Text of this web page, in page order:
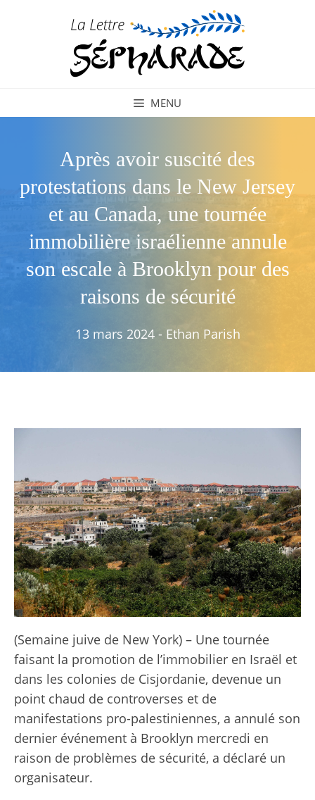
MENU
Après avoir suscité des
protestations dans le New Jersey
et au Canada, une tournée
immobilière israélienne annule
son escale à Brooklyn pour des
raisons de sécurité
13 mars 2024 - Ethan Parish
(Semaine juive de New York) – Une tournée
faisant la promotion de l’immobilier en Israël et
dans les colonies de Cisjordanie, devenue un
point chaud de controverses et de
manifestations pro-palestiniennes, a annulé son
dernier événement à Brooklyn mercredi en
raison de problèmes de sécurité, a déclaré un
organisateur.